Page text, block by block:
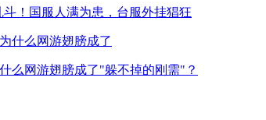
斗！国服人满为患，台服外挂猖狂
么网游翅膀成了"躲不掉的刚需"？